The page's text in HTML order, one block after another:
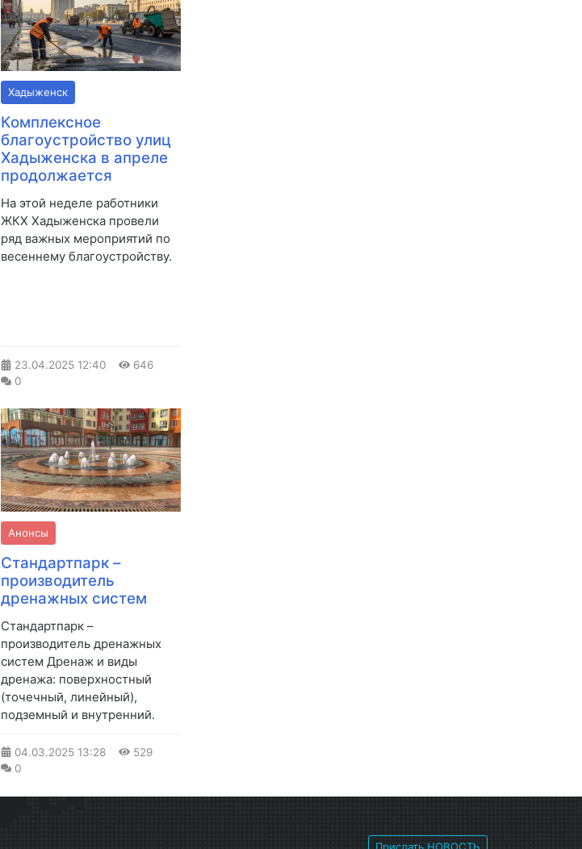
Хадыженск
Комплексное
благоустройство улиц
Хадыженска в апреле
продолжается
На этой неделе работники
ЖКХ Хадыженска провели
ряд важных мероприятий по
весеннему благоустройству.
23.04.2025 12:40
646
0
Анонсы
Стандартпарк –
производитель
дренажных систем
Стандартпарк –
производитель дренажных
систем Дренаж и виды
дренажа: поверхностный
(точечный, линейный),
подземный и внутренний.
04.03.2025 13:28
529
0